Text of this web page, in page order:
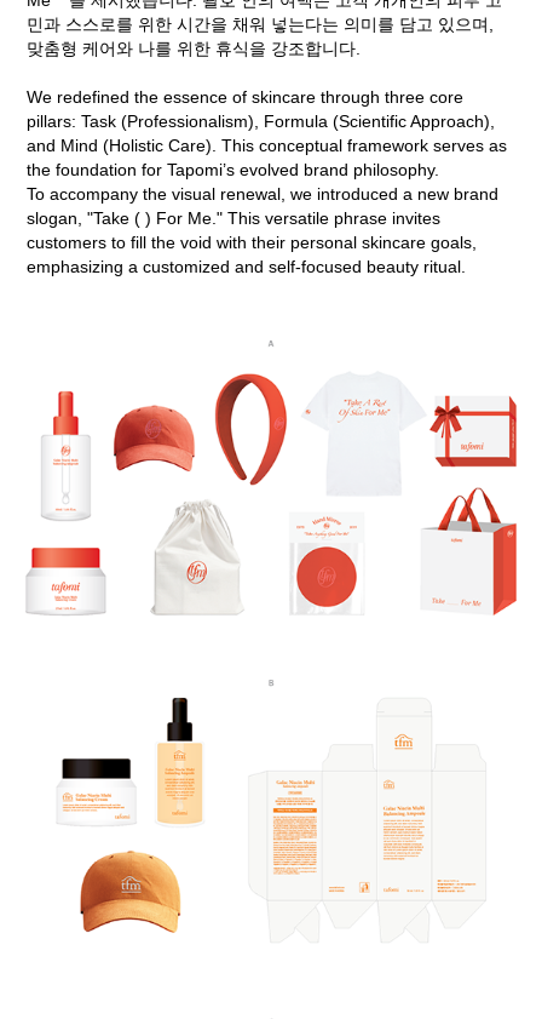
민과 스스로를 위한 시간을 채워 넣는다는 의미를 담고 있으며,
맞춤형 케어와 나를 위한 휴식을 강조합니다.
We redefined the essence of skincare through three core
pillars: Task (Professionalism), Formula (Scientific Approach),
and Mind (Holistic Care). This conceptual framework serves as
the foundation for Tapomi’s evolved brand philosophy.
To accompany the visual renewal, we introduced a new brand
slogan, "Take ( ) For Me." This versatile phrase invites
customers to fill the void with their personal skincare goals,
emphasizing a customized and self-focused beauty ritual.